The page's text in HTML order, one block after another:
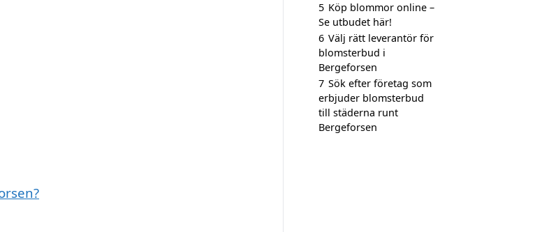
5 Köp blommor online –
Se utbudet här!
6 Välj rätt leverantör för
blomsterbud i
Bergeforsen
7 Sök efter företag som
erbjuder blomsterbud
till städerna runt
Bergeforsen